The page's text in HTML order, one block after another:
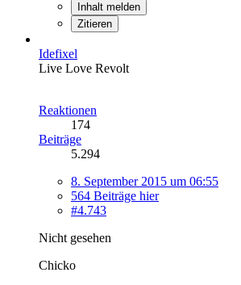
Inhalt melden
Zitieren
Idefixel
Live Love Revolt
Reaktionen
174
Beiträge
5.294
8. September 2015 um 06:55
564 Beiträge hier
#4.743
Nicht gesehen
Chicko